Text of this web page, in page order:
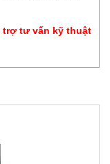
trợ tư vấn kỹ thuật